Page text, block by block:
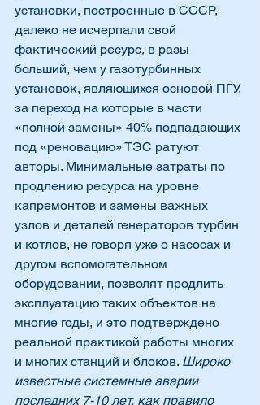
установки, построенные в СССР,
далеко не исчерпали свой
фактический ресурс, в разы
больший, чем у газотурбинных
установок, являющихся основой ПГУ,
за переход на которые в части
«полной замены» 40% подпадающих
под «реновацию» ТЭС ратуют
авторы. Минимальные затраты по
продлению ресурса на уровне
капремонтов и замены важных
узлов и деталей генераторов турбин
и котлов, не говоря уже о насосах и
другом вспомогательном
оборудовании, позволят продлить
эксплуатацию таких объектов на
многие годы, и это подтверждено
реальной практикой работы многих
и многих станций и блоков. Широко
известные системные аварии
последних 7-10 лет, как правило